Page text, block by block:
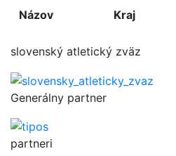
Názov Kraj
slovenský atletický zväz
Generálny partner
partneri